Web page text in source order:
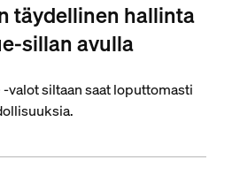
täydellinen hallinta
sillan avulla
valot siltaan saat loputtomasti